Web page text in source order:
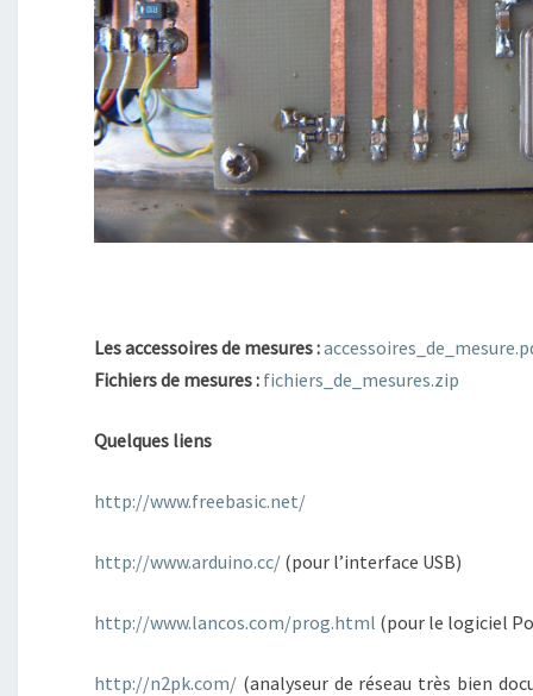
Les accessoires de mesures :
Fichiers de mesures : fichiers_de_mesures.zip
Quelques liens
http://www.freebasic.net/
http://www.arduino.cc/ (pour l’interface USB)
http://www.lancos.com/prog.html (pour le logiciel
http://n2pk.com/ (analyseur de réseau très bien